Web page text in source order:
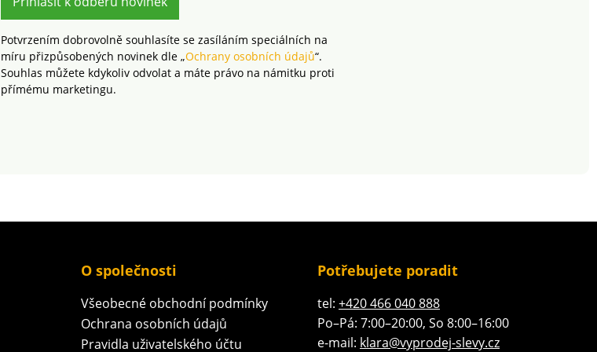
Jednolůžko Zipový uzávěr
Potvrzením dobrovolně souhlasíte se zasíláním speciálních na
míru přizpůsobených novinek dle „Ochrany osobních údajů“.
Souhlas můžete kdykoliv odvolat a máte právo na námitku proti
přímému marketingu.
O společnosti
Všeobecné obchodní podmínky
Ochrana osobních údajů
Pravidla uživatelského účtu
Potřebujete poradit
tel: +420 466 040 888
Po–Pá: 7:00–20:00, So 8:00–16:00
e-mail: klara@vyprodej-slevy.cz